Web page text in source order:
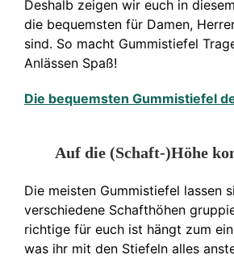
Deshalb zeigen wir euch in
die bequemsten für Damen,
sind. So macht Gummistiefel
Anlässen Spaß!
Die bequemsten Gummistiefel
Auf die (Schaft-)Höhe
Die meisten Gummistiefel lassen
verschiedene Schafthöhen
richtige für euch ist hängt zum
was ihr mit den Stiefeln alles